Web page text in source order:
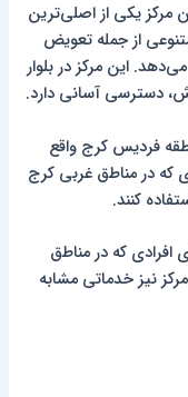
مرکز یکی از اصلی‌ترین
از جمله تعویض
این مرکز در بلوار
دسترسی آسانی دارد.
فردیس کرج واقع
که در مناطق غربی کرج
کنند.
افرادی که در مناطق
نیز خدماتی مشابه